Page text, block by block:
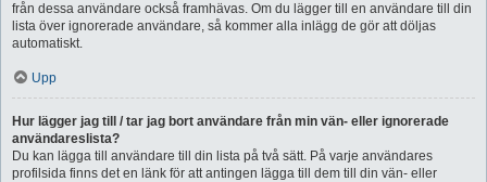
från dessa användare också framhävas. Om du lägger till en användare till din
lista över ignorerade användare, så kommer alla inlägg de gör att döljas
automatiskt.
Upp
Hur lägger jag till / tar jag bort användare från min vän- eller ignorerade
användareslista?
Du kan lägga till användare till din lista på två sätt. På varje användares
profilsida finns det en länk för att antingen lägga till dem till din vän- eller